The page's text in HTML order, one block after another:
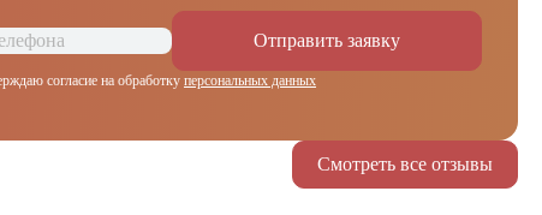
Отправить заявку
согласие на обработку персональных данных
Смотреть все отзывы